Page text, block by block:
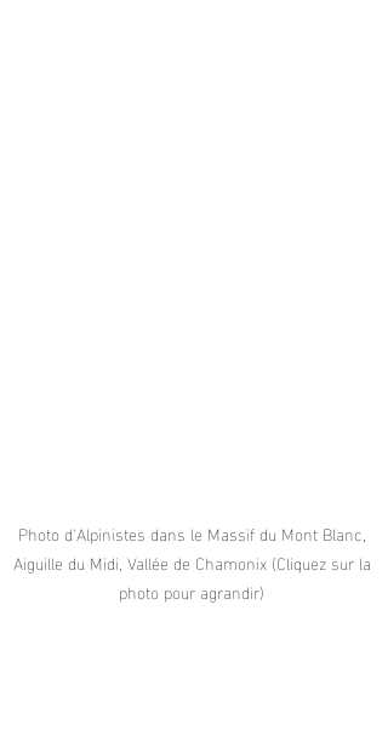
Photo d'Alpinistes dans le Massif du Mont Blanc,
Aiguille du Midi, Vallée de Chamonix (Cliquez sur la
photo pour agrandir)